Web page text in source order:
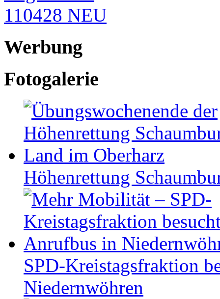
Werbung
Fotogalerie
Höhen­ret­tung
SPD-Kreistagsfraktion
Niedernwöhren